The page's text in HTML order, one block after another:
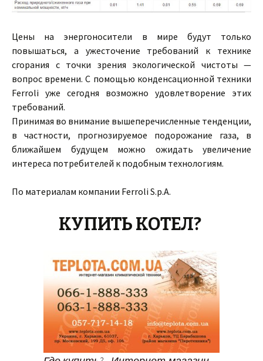
Цены на энергоносители в мире будут только
повышаться, а ужесточение требований к технике
сгорания с точки зрения экологической чистоты —
вопрос времени. С помощью конденсационной техники
Ferroli уже сегодня возможно удовлетворение этих
требований.
Принимая во внимание вышеперечисленные тенденции,
в частности, прогнозируемое подорожание газа, в
ближайшем будущем можно ожидать увеличение
интереса потребителей к подобным технологиям.
По материалам компании Ferroli S.p.A.
КУПИТЬ КОТЕЛ?